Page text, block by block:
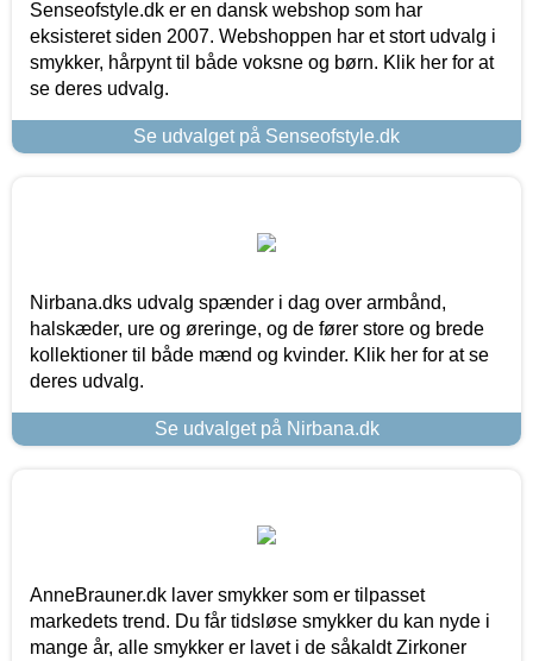
Senseofstyle.dk er en dansk webshop som har
eksisteret siden 2007. Webshoppen har et stort udvalg i
smykker, hårpynt til både voksne og børn. Klik her for at
se deres udvalg.
Se udvalget på Senseofstyle.dk
Nirbana.dks udvalg spænder i dag over armbånd,
halskæder, ure og øreringe, og de fører store og brede
kollektioner til både mænd og kvinder. Klik her for at se
deres udvalg.
Se udvalget på Nirbana.dk
AnneBrauner.dk laver smykker som er tilpasset
markedets trend. Du får tidsløse smykker du kan nyde i
mange år, alle smykker er lavet i de såkaldt Zirkoner